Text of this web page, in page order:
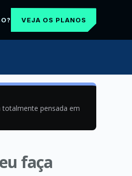
VEJA OS PLANOS
totalmente pensada em
faça